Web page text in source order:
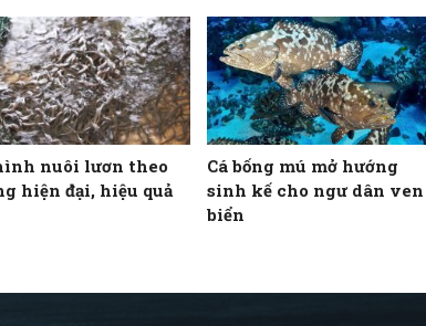
nuôi lươn theo
hiện đại, hiệu quả
Cá bống mú mở hướng
sinh kế cho ngư dân ven
biển